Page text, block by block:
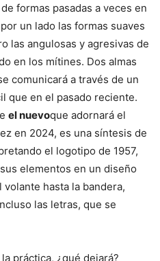
formas pasadas a veces en
un lado las formas suaves
las angulosas y agresivas de
en los mítines. Dos almas
comunicará a través de un
que en el pasado reciente.
el nuevoque adornará el
en 2024, es una síntesis de
el logotipo de 1957,
elementos en un diseño
hasta la bandera,
las letras, que se
práctica, ¿qué dejará?